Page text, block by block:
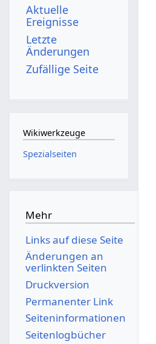
Aktuelle
Ereignisse
Letzte
Änderungen
Zufällige Seite
Wikiwerkzeuge
Spezialseiten
Mehr
Links auf diese Seite
Änderungen an
verlinkten Seiten
Druckversion
Permanenter Link
Seiten­­informationen
Seitenlogbücher